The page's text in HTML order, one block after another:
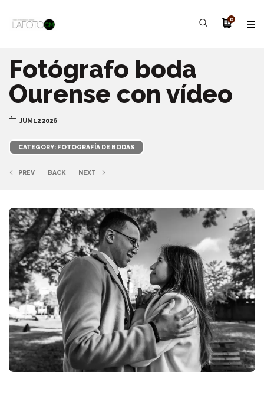
0
Fotógrafo boda
Ourense con vídeo
JUN 12 2026
CATEGORY: FOTOGRAFÍA DE BODAS
PREV BACK NEXT